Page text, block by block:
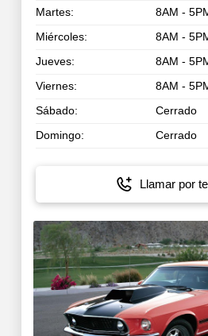
Martes: 8AM -
Miércoles: 8AM -
Jueves: 8AM -
Viernes: 8AM -
Sábado: Cerrado
Domingo: Cerrado
Llamar por